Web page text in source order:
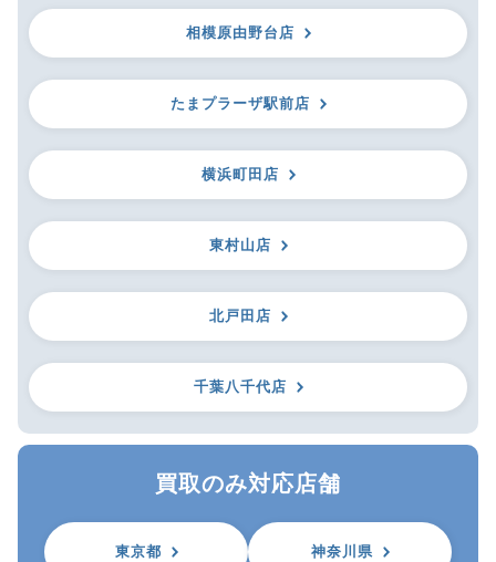
相模原由野台店
たまプラーザ駅前店
横浜町田店
東村山店
北戸田店
千葉八千代店
買取のみ対応店舗
東京都 神奈川県